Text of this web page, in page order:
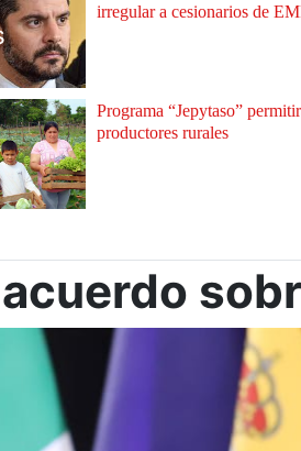
irregular a cesionarios de
Programa “Jepytaso”
productores rurales